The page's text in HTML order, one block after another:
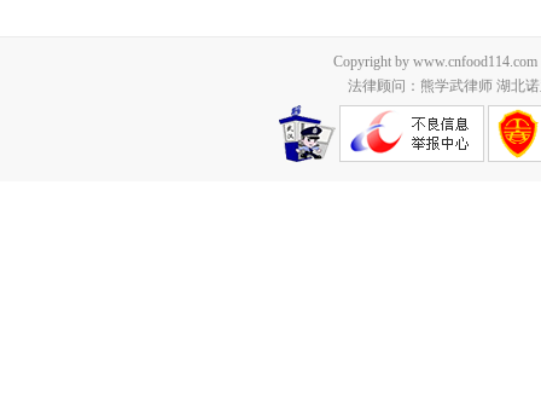
Copyright by
法律顾问：熊学武律师 湖北